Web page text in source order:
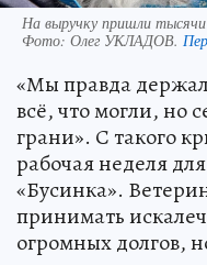
На выручку пришли
Фото: Олег УКЛАДОВ.
«Мы правда
всё, что могли, но
грани». С такого
рабочая неделя
«Бусинка».
принимать
огромных долгов,